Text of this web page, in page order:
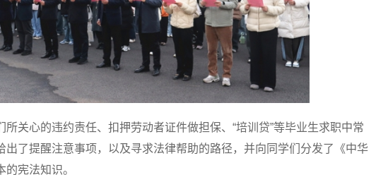
心的违约责任、扣押劳动者证件做担保、“培训贷”等毕业生求职中常
出了提醒注意事项，以及寻求法律帮助的路径，并向同学们分发了《中华
宪法知识。